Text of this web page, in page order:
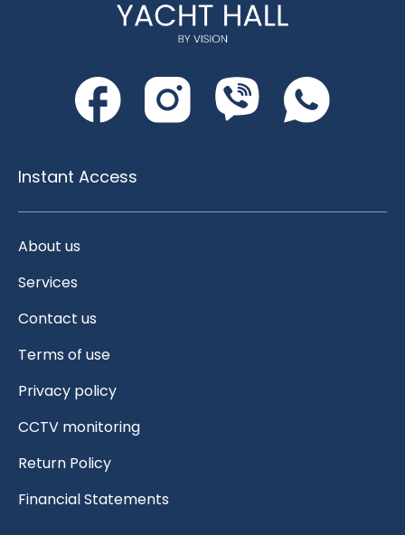
Instant Access
About us
Services
Contact us
Terms of use
Privacy policy
CCTV monitoring
Return Policy
Financial Statements